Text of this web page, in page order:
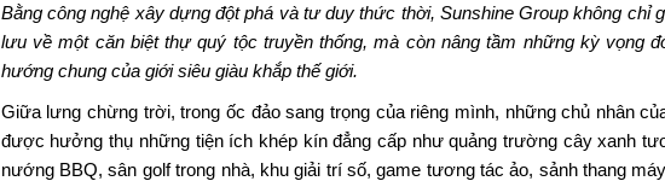
Bằng công nghệ xây dựng đột phá và tư duy thức thời, Sunshine Group không chỉ
lưu về một căn biệt thự quý tộc truyền thống, mà còn nâng tầm những kỳ vọng
hướng chung của giới siêu giàu khắp thế giới.
Giữa lưng chừng trời, trong ốc đảo sang trọng của riêng mình, những chủ nhân
được hưởng thụ những tiện ích khép kín đẳng cấp như quảng trường cây xanh
nướng BBQ, sân golf trong nhà, khu giải trí số, game tương tác ảo, sảnh thang